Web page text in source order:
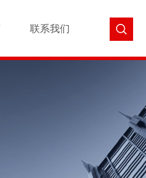
联系我们